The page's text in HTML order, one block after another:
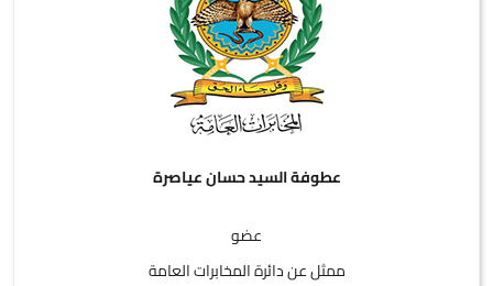
عطوفة السيد حسان عياصرة
عضو
ممثل عن دائرة المخابرات العامة